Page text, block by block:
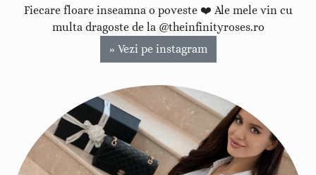
Fiecare floare inseamna o poveste ❤️ Ale mele vin cu
multa dragoste de la @theinfinityroses.ro
» Vezi pe instagram